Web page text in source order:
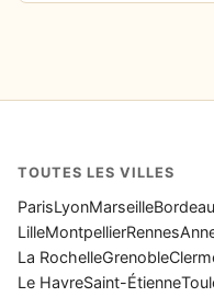
TOUTES LES VILLES
ParisLyonMarseille
LilleMontpellierRennes
La RochelleGrenoble
Le HavreSaint-Étienne